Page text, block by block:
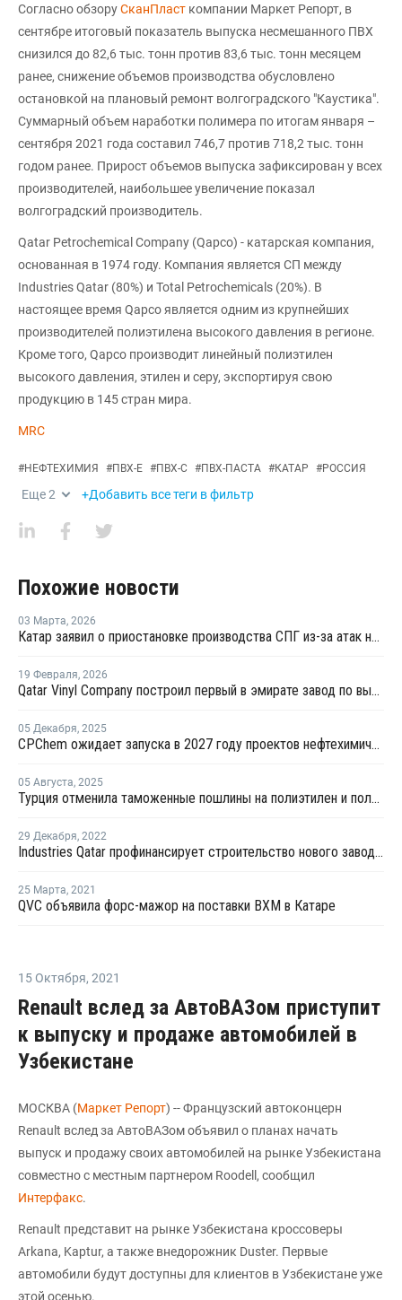
Согласно обзоруСканПласт компании Маркет Репорт, в
сентябре итоговый показатель выпуска несмешанного ПВХ
снизился до 82,6 тыс. тонн против 83,6 тыс. тонн месяцем
ранее, снижение объемов производства обусловлено
остановкой на плановый ремонт волгоградского "Каустика".
Суммарный объем наработки полимера по итогам января –
сентября 2021 года составил 746,7 против 718,2 тыс. тонн
годом ранее. Прирост объемов выпуска зафиксирован у всех
производителей, наибольшее увеличение показал
волгоградский производитель.
Qatar Petrochemical Company (Qapco) - катарская компания,
основанная в 1974 году. Компания является СП между
Industries Qatar (80%) и Total Petrochemicals (20%). В
настоящее время Qapco является одним из крупнейших
производителей полиэтилена высокого давления в регионе.
Кроме того, Qapco производит линейный полиэтилен
высокого давления, этилен и серу, экспортируя свою
продукцию в 145 стран мира.
MRC
#НЕФТЕХИМИЯ #ПВХ-Е #ПВХ-С #ПВХ-ПАСТА #КАТАР #РОССИЯ
Еще2 +Добавить все теги в фильтр
Похожие новости
03 Марта, 2026
Катар заявил о приостановке производства СПГ из-за атак на свои объекты
19 Февраля, 2026
Qatar Vinyl Company построил первый в эмирате завод по выпуску ПВХ
05 Декабря, 2025
CPChem ожидает запуска в 2027 году проектов нефтехимической отрасли мирового масштаба
05 Августа, 2025
Турция отменила таможенные пошлины на полиэтилен и полипропилен из Катара
29 Декабря, 2022
Industries Qatar профинансирует строительство нового завода ПВХ компании Qatar Vinyl Company
25 Марта, 2021
QVC объявила форс-мажор на поставки ВХМ в Катаре
15 Октября, 2021
Renault вслед за АвтоВАЗом приступит
к выпуску и продаже автомобилей в
Узбекистане
МОСКВА (Маркет Репорт) -- Французский автоконцерн
Renault вслед за АвтоВАЗом объявил о планах начать
выпуск и продажу своих автомобилей на рынке Узбекистана
совместно с местным партнером Roodell, сообщил
Интерфакс.
Renault представит на рынке Узбекистана кроссоверы
Arkana, Kaptur, а также внедорожник Duster. Первые
автомобили будут доступны для клиентов в Узбекистане уже
этой осенью.